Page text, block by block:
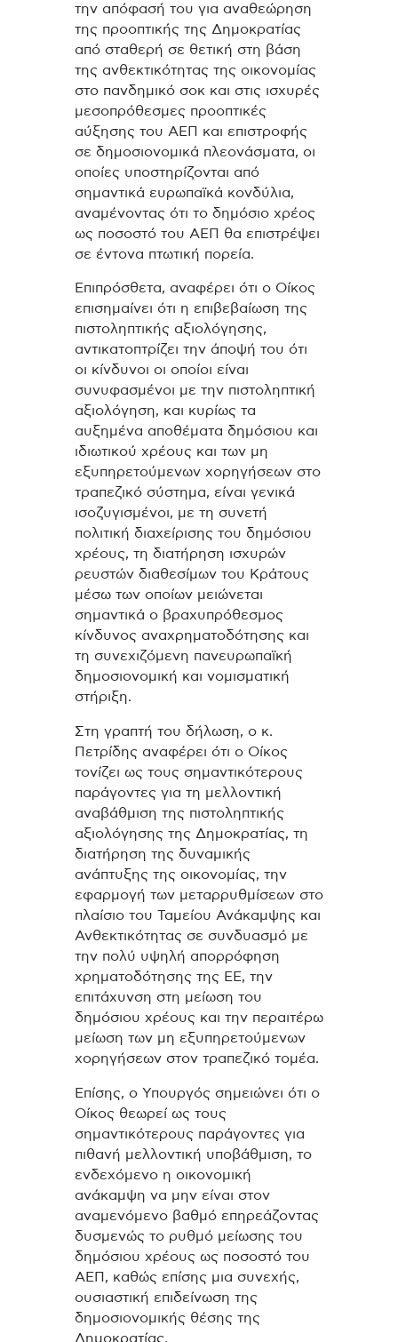
την απόφασή του για αναθεώρηση
της προοπτικής της Δημοκρατίας
από σταθερή σε θετική στη βάση
της ανθεκτικότητας της οικονομίας
στο πανδημικό σοκ και στις ισχυρές
μεσοπρόθεσμες προοπτικές
αύξησης του ΑΕΠ και επιστροφής
σε δημοσιονομικά πλεονάσματα, οι
οποίες υποστηρίζονται από
σημαντικά ευρωπαϊκά κονδύλια,
αναμένοντας ότι το δημόσιο χρέος
ως ποσοστό του ΑΕΠ θα επιστρέψει
σε έντονα πτωτική πορεία.
Επιπρόσθετα, αναφέρει ότι ο Οίκος
επισημαίνει ότι η επιβεβαίωση της
πιστοληπτικής αξιολόγησης,
αντικατοπτρίζει την άποψή του ότι
οι κίνδυνοι οι οποίοι είναι
συνυφασμένοι με την πιστοληπτική
αξιολόγηση, και κυρίως τα
αυξημένα αποθέματα δημόσιου και
ιδιωτικού χρέους και των μη
εξυπηρετούμενων χορηγήσεων στο
τραπεζικό σύστημα, είναι γενικά
ισοζυγισμένοι, με τη συνετή
πολιτική διαχείρισης του δημόσιου
χρέους, τη διατήρηση ισχυρών
ρευστών διαθεσίμων του Κράτους
μέσω των οποίων μειώνεται
σημαντικά ο βραχυπρόθεσμος
κίνδυνος αναχρηματοδότησης και
τη συνεχιζόμενη πανευρωπαϊκή
δημοσιονομική και νομισματική
στήριξη.
Στη γραπτή του δήλωση, ο κ.
Πετρίδης αναφέρει ότι ο Οίκος
τονίζει ως τους σημαντικότερους
παράγοντες για τη μελλοντική
αναβάθμιση της πιστοληπτικής
αξιολόγησης της Δημοκρατίας, τη
διατήρηση της δυναμικής
ανάπτυξης της οικονομίας, την
εφαρμογή των μεταρρυθμίσεων στο
πλαίσιο του Ταμείου Ανάκαμψης και
Ανθεκτικότητας σε συνδυασμό με
την πολύ υψηλή απορρόφηση
χρηματοδότησης της ΕΕ, την
επιτάχυνση στη μείωση του
δημόσιου χρέους και την περαιτέρω
μείωση των μη εξυπηρετούμενων
χορηγήσεων στον τραπεζικό τομέα.
Επίσης, ο Υπουργός σημειώνει ότι ο
Οίκος θεωρεί ως τους
σημαντικότερους παράγοντες για
πιθανή μελλοντική υποβάθμιση, το
ενδεχόμενο η οικονομική
ανάκαμψη να μην είναι στον
αναμενόμενο βαθμό επηρεάζοντας
δυσμενώς το ρυθμό μείωσης του
δημόσιου χρέους ως ποσοστό του
ΑΕΠ, καθώς επίσης μια συνεχής,
ουσιαστική επιδείνωση της
δημοσιονομικής θέσης της
Δημοκρατίας.